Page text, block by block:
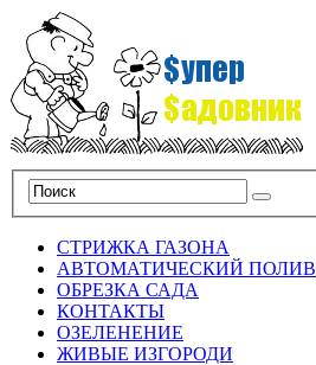
СТРИЖКА ГАЗОНА
АВТОМАТИЧЕСКИЙ ПОЛИВ
ОБРЕЗКА САДА
КОНТАКТЫ
ОЗЕЛЕНЕНИЕ
ЖИВЫЕ ИЗГОРОДИ